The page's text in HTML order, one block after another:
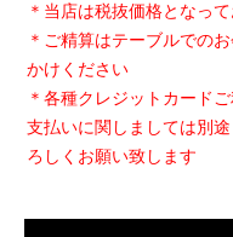
＊当店は税抜価格となっ
＊ご精算はテーブルでの
かけください
＊各種クレジットカード
支払いに関しましては別
ろしくお願い致します